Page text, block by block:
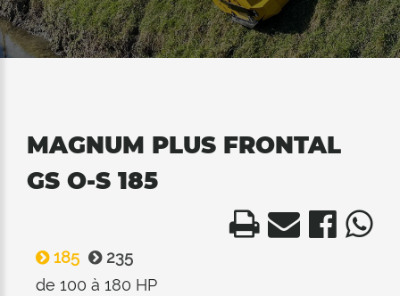
MAGNUM PLUS FRONTAL
GS O-S 185
185
235
de 100 à 180 HP